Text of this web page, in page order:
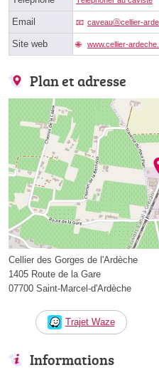
Email caveauⓐcellier-
Site web www.cellier-
Plan et adresse
Cellier des Gorges de l'Ardèche
1405 Route de la Gare
07700 Saint-Marcel-d'Ardèche
Trajet Waze
Informations